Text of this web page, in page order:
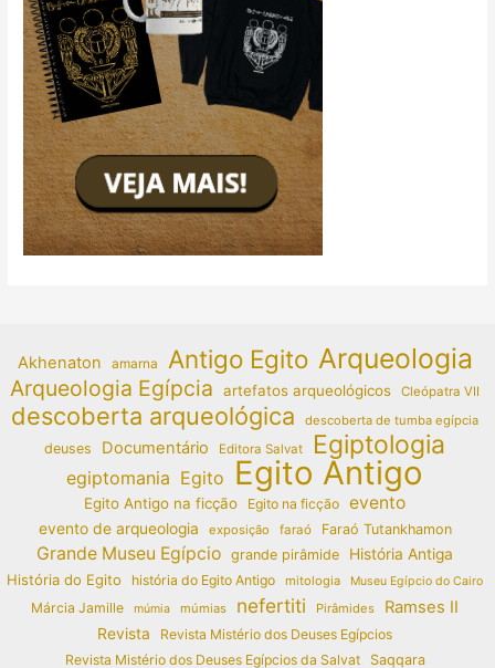
Akhenaton amarna Antigo Egito Arqueologia
Arqueologia Egípcia artefatos arqueológicos Cleópatra VII
descoberta arqueológica descoberta de tumba egípcia
deuses Documentário Editora Salvat Egiptologia
egiptomania Egito Egito Antigo
Egito Antigo na ficção Egito na ficção evento
evento de arqueologia exposição faraó Faraó Tutankhamon
Grande Museu Egípcio grande pirâmide
História Antiga
História do Egito
história do Egito Antigo mitologia Museu Egípcio do Cairo
Márcia Jamille múmia múmias nefertiti Pirâmides Ramses II
Revista
Revista Mistério dos Deuses Egípcios
Revista Mistério dos Deuses Egípcios da Salvat
Saqqara